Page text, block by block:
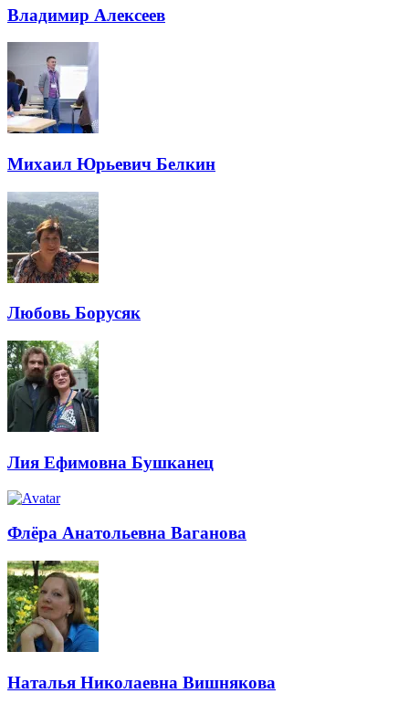
Владимир Алексеев
Михаил Юрьевич Белкин
Любовь Борусяк
Лия Ефимовна Бушканец
Флёра Анатольевна Ваганова
Наталья Николаевна Вишнякова